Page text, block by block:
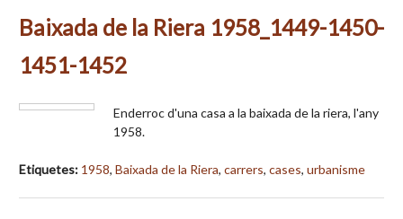
Baixada de la Riera 1958_1449-1450-
1451-1452
Enderroc d'una casa a la baixada de la riera, l'any
1958.
Etiquetes: 1958, Baixada de la Riera, carrers, cases, urbanisme